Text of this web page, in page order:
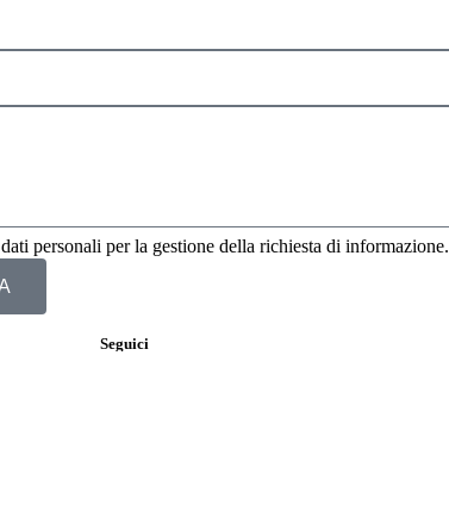
personali per la gestione della richiesta di informazione.
Seguici